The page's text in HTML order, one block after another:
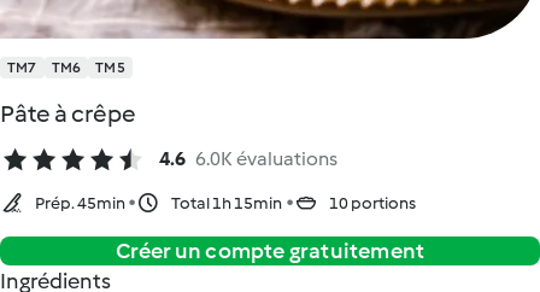
TM7 TM6 TM5
Pâte à crêpe
4.6 6.0K évaluations
Prép. 45min Total 1h 15min 10 portions
Créer un compte gratuitement
Ingrédients